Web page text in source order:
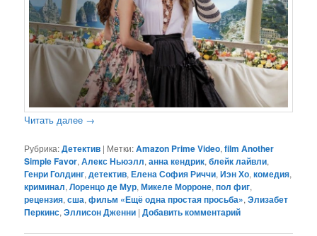
Читать далее →
Рубрика:Детектив | Метки:Amazon Prime Video,film Another
Simple Favor,Алекс Ньюэлл,анна кендрик,блейк лайвли,
Генри Голдинг,детектив,Елена София Риччи,Иэн Хо,комедия,
криминал,Лоренцо де Мур,Микеле Морроне,пол фиг,
рецензия,сша,фильм «Ещё одна простая просьба»,Элизабет
Перкинс,Эллисон Дженни |Добавить комментарий